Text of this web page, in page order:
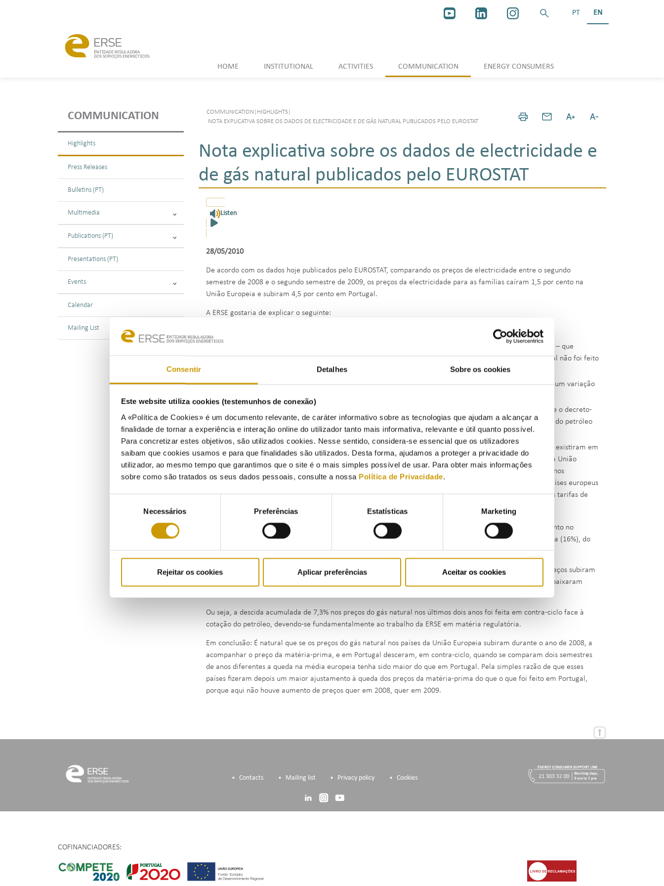
Consentir Detalhes Sobre os cookies
Este website utiliza cookies (testemunhos de conexão)
A «Política de Cookies» é um documento relevante, de caráter informativo sobre as tecnologias que ajudam a alcançar a
finalidade de tornar a experiência e interação online do utilizador tanto mais informativa, relevante e útil quanto possível.
Para concretizar estes objetivos, são utilizados cookies. Nesse sentido, considera-se essencial que os utilizadores
saibam que cookies usamos e para que finalidades são utilizados. Desta forma, ajudamos a proteger a privacidade do
utilizador, ao mesmo tempo que garantimos que o site é o mais simples possível de usar. Para obter mais informações
sobre como são tratados os seus dados pessoais, consulte a nossa Política de Privacidade.
consentimento
Necessários Preferências Estatísticas Marketing
Rejeitar os cookies Aplicar preferências Aceitar os cookies
PT EN
HOME INSTITUTIONAL ACTIVITIES COMMUNICATION ENERGY CONSUMERS
COMMUNICATION
Highlights
Press Releases
Bulletins (PT)
Multimedia
Publications (PT)
Presentations (PT)
Events
Calendar
Mailing List
COMMUNICATION HIGHLIGHTS
NOTA EXPLICATIVA SOBRE OS DADOS DE ELECTRICIDADE E DE GÁS NATURAL PUBLICADOS PELO EUROSTAT
Nota explicativa sobre os dados de electricidade e
de gás natural publicados pelo EUROSTAT
Listen
28/05/2010
De acordo com os dados hoje publicados pelo EUROSTAT, comparando os preços de electricidade entre o segundo
semestre de 2008 e o segundo semestre de 2009, os preços da electricidade para as famílias caíram 1,5 por cento na
União Europeia e subiram 4,5 por cento em Portugal.
A ERSE gostaria de explicar o seguinte:
Os preços do petróleo subiram atingiram em meados de 2008 os 150 dólares o barril.
Ao contrário de outros países da União Europeia, que fizeram aumentos intercalares durante esse ano – que
chegaram a atingir os 30% no Reino Unido e os 17,5 % na Irlanda e os 5,6 % em Espanha – em Portugal não foi feito
É por isso natural, que as tarifas de 2009 tenham reflectido esse aumento, altura em que a ERSE fixou um variação
Ainda assim esse aumento nas tarifas de 2009 poderia ter sido bastante superior – a rondar os 40% - se o decreto-
lei 165/2008 não tivesse permitido o diferimento dos desvios tarifários então gerados com o aumento do petróleo
por 15 anos.
Conclusão: é à luz destes factos que se devem ler os dados do EUROSTAT, ou seja, se durante 2008 não existiram em
Portugal ajustamentos nas tarifas de electricidade, ao contrário do que aconteceu em outros países da União
Europeia, que funcionam em regime de mercado, é natural que quando se comparam semestres de anos
diferentes, os preços tenham caído na UE 1,5% e em Portugal subido 4,5%. Isto porque a media dos países europeus
foi efectuando subidas intercalares e Portugal, que fixa tarifas anuais, fez parte desse ajustamento nas tarifas de
No caso do gás natural, o EUROSTAT afirma que, para o mesmo período, os preços do gás natural caíram, tanto no
conjunto da União Europeia como em Portugal, mas a queda foi muito mais acentuada na média comunitária (16%), do
que em Portugal (5,5%).
A ERSE gostaria de explicar que esta diferença de variações é também natural, uma vez que enquanto os preços subiram
durante 2008 na média dos países europeus – a acompanhar a subida dos preços do petróleo - em Portugal baixaram
Ou seja, a descida acumulada de 7,3% nos preços do gás natural nos últimos dois anos foi feita em contra-ciclo face à
cotação do petróleo, devendo-se fundamentalmente ao trabalho da ERSE em matéria regulatória.
Em conclusão: É natural que se os preços do gás natural nos países da União Europeia subiram durante o ano de 2008, a
acompanhar o preço da matéria-prima, e em Portugal desceram, em contra-ciclo, quando se comparam dois semestres
de anos diferentes a queda na média europeia tenha sido maior do que em Portugal. Pela simples razão de que esses
países fizeram depois um maior ajustamento à queda dos preços da matéria-prima do que o que foi feito em Portugal,
porque aqui não houve aumento de preços quer em 2008, quer em 2009.
Contacts Mailing list Privacy policy Cookies
COFINANCIADORES: